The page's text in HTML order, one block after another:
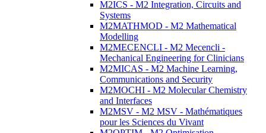
M2ICS - M2 Integration, Circuits and
Systems
M2MATHMOD - M2 Mathematical
Modelling
M2MECENCLI - M2 Mecencli -
Mechanical Engineering for Clinicians
M2MICAS - M2 Machine Learning,
Communications and Security
M2MOCHI - M2 Molecular Chemistry
and Interfaces
M2MSV - M2 MSV - Mathématiques
pour les Sciences du Vivant